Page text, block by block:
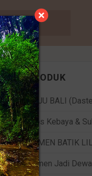
PRODUK
BAJU BALI
Bros Kebaya &
KAMEN BATIK
Kamen Jadi